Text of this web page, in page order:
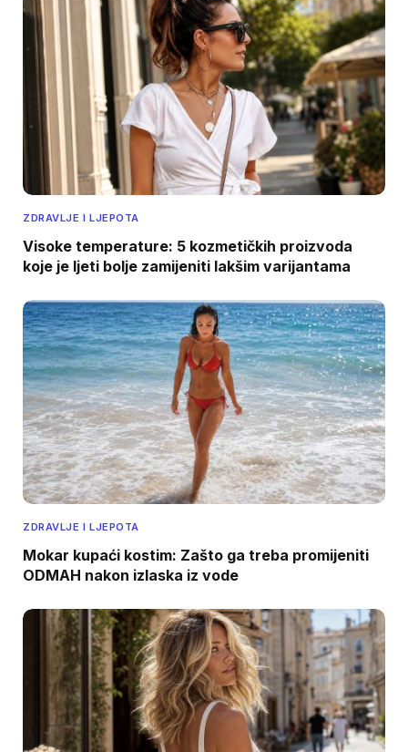
ZDRAVLJE I LJEPOTA
Visoke temperature: 5 kozmetičkih proizvoda
koje je ljeti bolje zamijeniti lakšim varijantama
ZDRAVLJE I LJEPOTA
Mokar kupaći kostim: Zašto ga treba promijeniti
ODMAH nakon izlaska iz vode